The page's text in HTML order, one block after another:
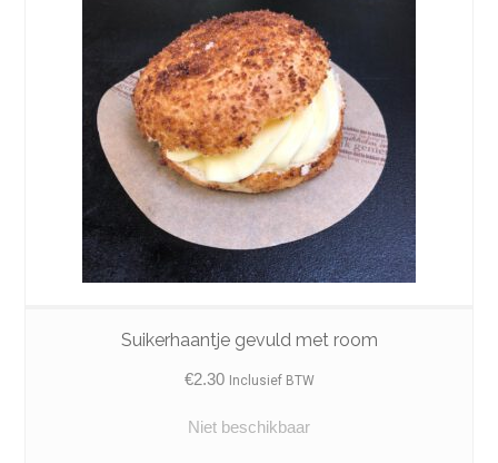
Suikerhaantje gevuld met room
€2.30 Inclusief BTW
Niet beschikbaar